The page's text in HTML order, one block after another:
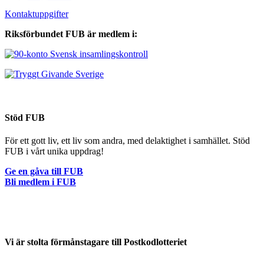
Kontaktuppgifter
Riksförbundet FUB är medlem i:
Stöd FUB
För ett gott liv, ett liv som andra, med delaktighet i samhället. Stöd
FUB i vårt unika uppdrag!
Ge en gåva till FUB
Bli medlem i FUB
Vi är stolta förmånstagare till Postkodlotteriet